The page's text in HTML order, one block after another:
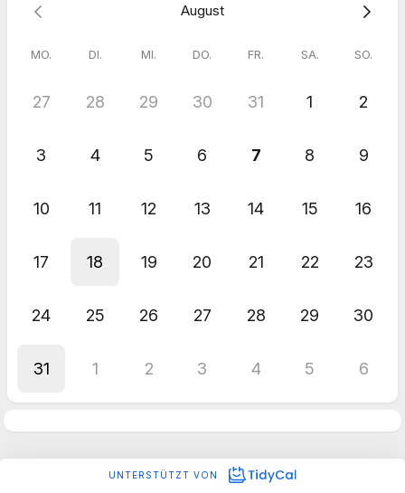
August
MO. DI. MI. DO. FR. SA. SO.
27 28 29 30 31 1 2
3 4 5 6 7 8 9
10 11 12 13 14 15 16
17 18 19 20 21 22 23
24 25 26 27 28 29 30
31 1 2 3 4 5 6
UNTERSTÜTZT VON